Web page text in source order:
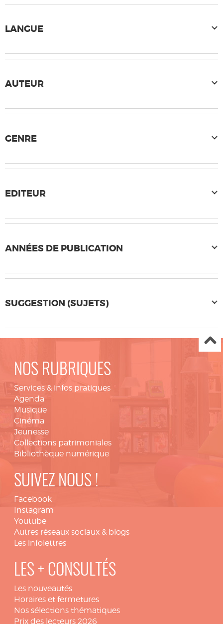
LANGUE
AUTEUR
GENRE
EDITEUR
ANNÉES DE PUBLICATION
SUGGESTION (SUJETS)
NOS RUBRIQUES
Services & infos pratiques
Agenda
Musique
Cinéma
Jeunesse
Collections patrimoniales
Bibliothèque numérique
SUIVEZ NOUS !
Facebook
Instagram
Youtube
Autres réseaux sociaux & blogs
Les infolettres
LES + CONSULTÉS
Les nouveautés
Horaires et fermetures
Nos sélections thématiques
Prix des lecteurs 2026